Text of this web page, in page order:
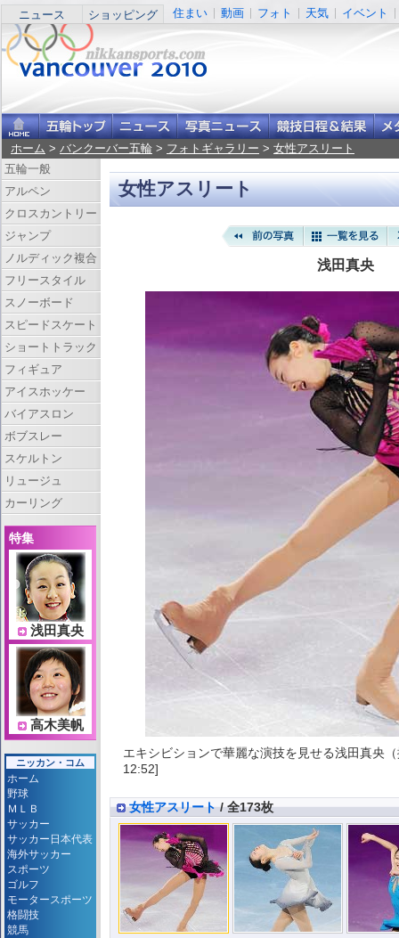
ニュース ショッピング 住まい 動画 フォト 天気 イベント
ホーム > バンクーバー五輪 > フォトギャラリー > 女性アスリート
女性アスリート
浅田真央
エキシビションで華麗な演技を見せる浅田真央
12:52]
女性アスリート/ 全173枚
五輪一般
アルペン
クロスカントリー
ジャンプ
ノルディック複合
フリースタイル
スノーボード
スピードスケート
ショートトラック
フィギュア
アイスホッケー
バイアスロン
ボブスレー
スケルトン
リュージュ
カーリング
特集
浅田真央
高木美帆
ニッカン・コム
ホーム
野球
ＭＬＢ
サッカー
サッカー日本代表
海外サッカー
スポーツ
ゴルフ
モータースポーツ
格闘技
競馬